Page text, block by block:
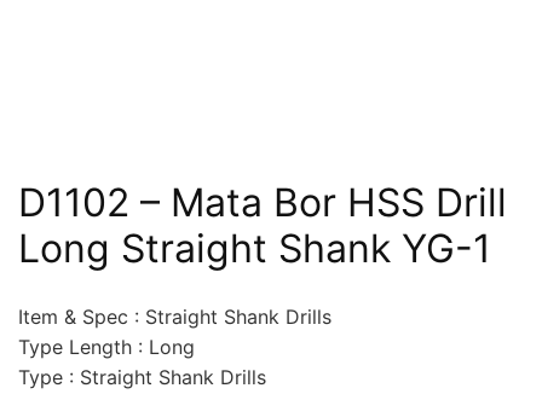
D1102 – Mata Bor HSS Drill
Long Straight Shank YG-1
Item & Spec : Straight Shank Drills
Type Length : Long
Type : Straight Shank Drills